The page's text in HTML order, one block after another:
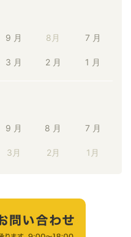
9 月 8月 7 月
3 月 2 月 1 月
9 月 8 月 7 月
3月 2月 1月